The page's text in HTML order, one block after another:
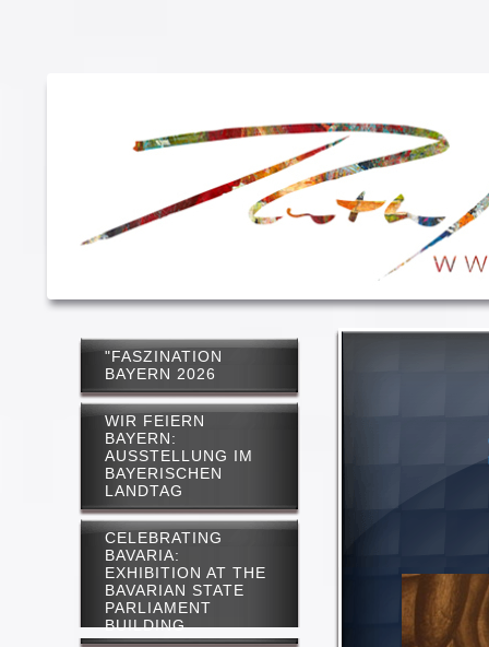
"FASZINATION
BAYERN 2026
WIR FEIERN
BAYERN:
AUSSTELLUNG IM
BAYERISCHEN
LANDTAG
CELEBRATING
BAVARIA:
EXHIBITION AT THE
BAVARIAN STATE
PARLIAMENT
BUILDING